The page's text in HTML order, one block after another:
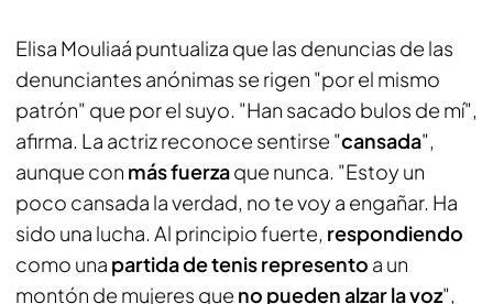
Elisa Mouliaá puntualiza que las denuncias de las
denunciantes anónimas se rigen "por el mismo
patrón" que por el suyo. "Han sacado bulos de mí",
afirma. La actriz reconoce sentirse "cansada",
aunque con más fuerzaque nunca. "Estoy un
poco cansada la verdad, no te voy a engañar. Ha
sido una lucha. Al principio fuerte, respondiendo
como una partida de tenisrepresento a un
montón de mujeres que no pueden alzar la voz",